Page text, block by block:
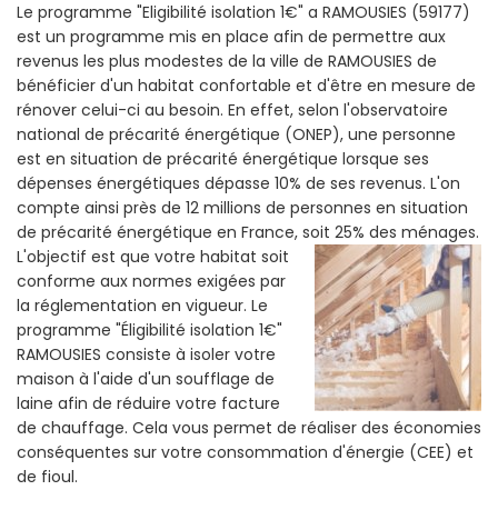
Le programme "Eligibilité isolation 1€" a RAMOUSIES (59177)
est un programme mis en place afin de permettre aux
revenus les plus modestes de la ville de RAMOUSIES de
bénéficier d'un habitat confortable et d'être en mesure de
rénover celui-ci au besoin. En effet, selon l'observatoire
national de précarité énergétique (ONEP), une personne
est en situation de précarité énergétique lorsque ses
dépenses énergétiques dépasse 10% de ses revenus. L'on
compte ainsi près de 12 millions de personnes en situation
de précarité énergétique en France, soit 25% des ménages.
L'objectif est que votre habitat soit
conforme aux normes exigées par
la réglementation en vigueur. Le
programme "Éligibilité isolation 1€"
RAMOUSIES consiste à isoler votre
maison à l'aide d'un soufflage de
laine afin de réduire votre facture
de chauffage. Cela vous permet de réaliser des économies
conséquentes sur votre consommation d'énergie (CEE) et
de fioul.